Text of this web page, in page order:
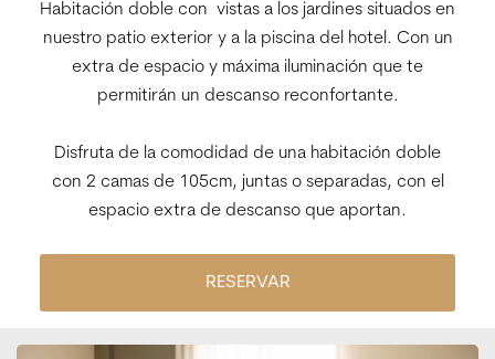
Habitación doble con vistas a los jardines situados en
nuestro patio exterior y a la piscina del hotel. Con un
extra de espacio y máxima iluminación que te
permitirán un descanso reconfortante.
Disfruta de la comodidad de una habitación doble
con 2 camas de 105cm, juntas o separadas, con el
espacio extra de descanso que aportan.
RESERVAR